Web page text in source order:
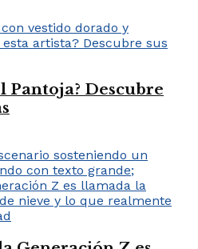
Pantoja? Descubre